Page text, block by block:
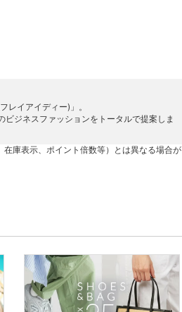
レイアイディー)」。
ジネスファッションをトータルで提案しま
庫表示、ポイント倍数等）とは異なる場合が